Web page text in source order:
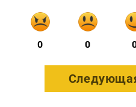
0 0